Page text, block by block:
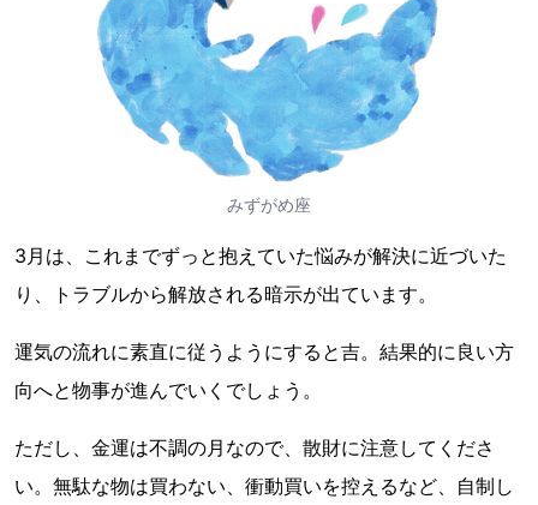
みずがめ座
3月は、これまでずっと抱えていた悩みが解決に近づいた
り、トラブルから解放される暗示が出ています。
運気の流れに素直に従うようにすると吉。結果的に良い方
向へと物事が進んでいくでしょう。
ただし、金運は不調の月なので、散財に注意してくださ
い。無駄な物は買わない、衝動買いを控えるなど、自制し